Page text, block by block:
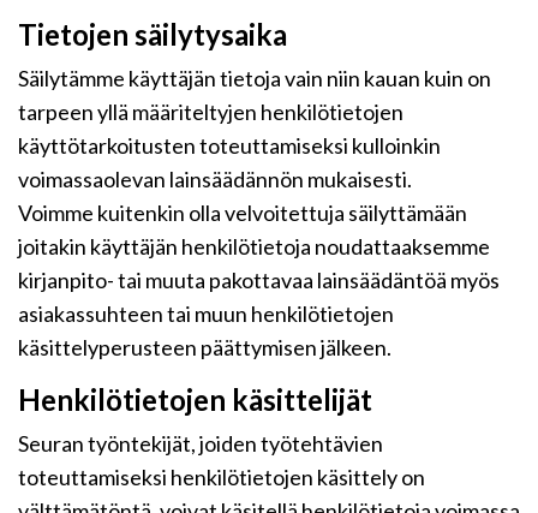
Tietojen säilytysaika
Säilytämme käyttäjän tietoja vain niin kauan kuin on
tarpeen yllä määriteltyjen henkilötietojen
käyttötarkoitusten toteuttamiseksi kulloinkin
voimassaolevan lainsäädännön mukaisesti.
Voimme kuitenkin olla velvoitettuja säilyttämään
joitakin käyttäjän henkilötietoja noudattaaksemme
kirjanpito- tai muuta pakottavaa lainsäädäntöä myös
asiakassuhteen tai muun henkilötietojen
käsittelyperusteen päättymisen jälkeen.
Henkilötietojen käsittelijät
Seuran työntekijät, joiden työtehtävien
toteuttamiseksi henkilötietojen käsittely on